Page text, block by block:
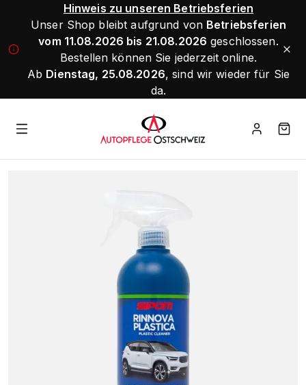
Hinweis zu unseren Betriebsferien
Unser Shop bleibt aufgrund von Betriebsferien
vom 11.08.2026 bis 21.08.2026 geschlossen.
Bestellen können Sie jederzeit online.
Ab Dienstag, 25.08.2026, sind wir wieder für Sie
da.